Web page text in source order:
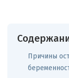
Причины